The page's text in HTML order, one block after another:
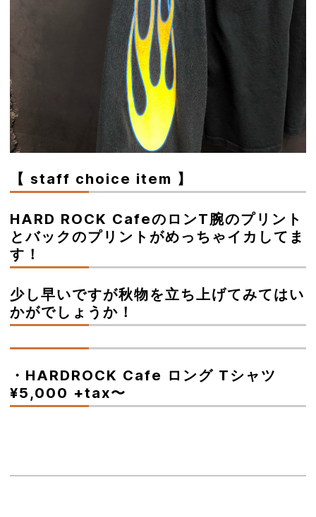
【 staff choice item 】
HARD ROCK CafeのロンT腕のプリント
とバックのプリントがめっちゃイカしてま
す！
少し早いですが秋物を立ち上げてみてはい
かがでしょうか！
・HARDROCK Cafe ロング Tシャツ
¥5,000 +tax〜